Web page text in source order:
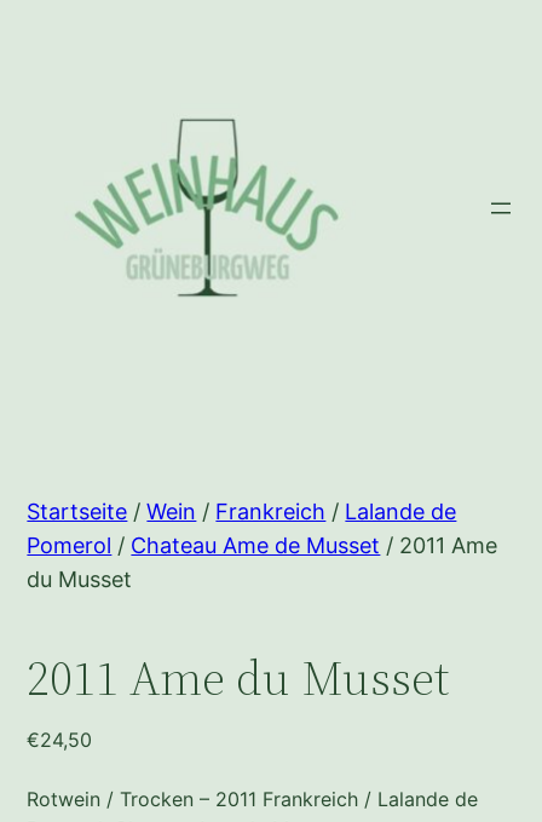
Startseite /Wein / Frankreich / Lalande de
Pomerol / Chateau Ame de Musset / 2011 Ame
du Musset
2011 Ame du Musset
€24,50
Rotwein / Trocken – 2011 Frankreich / Lalande de